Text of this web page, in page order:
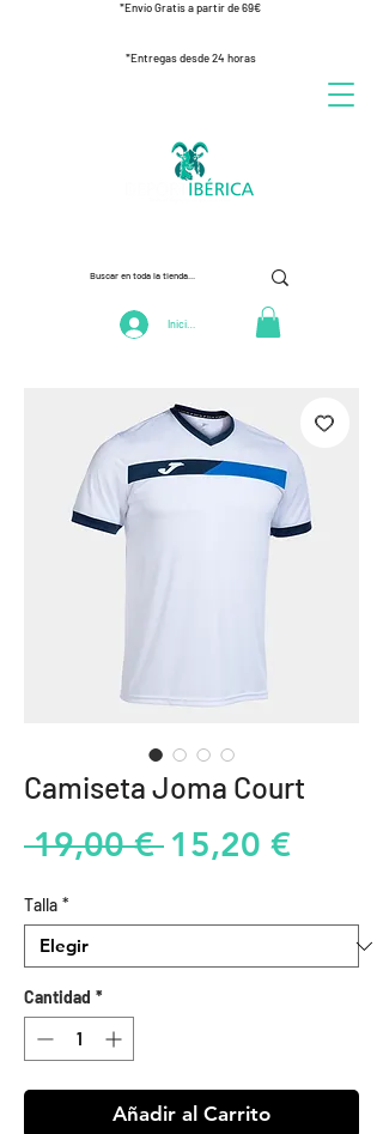
*Envío Gratis a partir de 69€
*Entregas desde 24 horas
Iniciar Sesión
Camiseta Joma Court
19,00 € Precio
15,20 €Precio
oferta
Talla *
Cantidad *
Añadir al Carrito